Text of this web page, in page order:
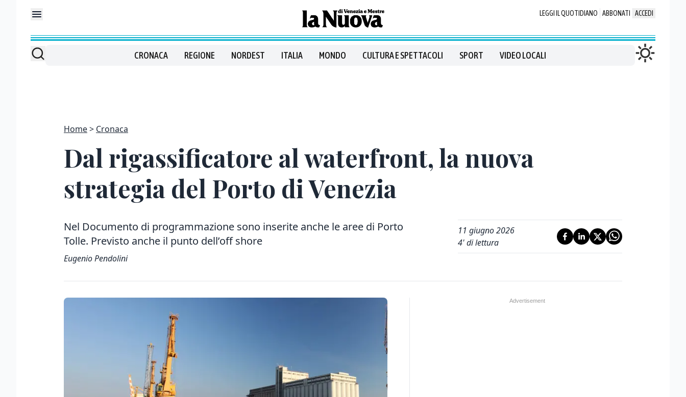
LEGGI IL QUOTIDIANO ABBONATI ACCEDI
CRONACA REGIONE NORDEST ITALIA MONDO CULTURA E SPETTACOLI SPORT VIDEO LOCALI
Home Cronaca
Dal rigassificatore al waterfront, la nuova
strategia del Porto di Venezia
Nel Documento di programmazione sono inserite anche le aree di Porto
Tolle. Previsto anche il punto dell’off shore
Eugenio Pendolini
11 giugno 2026
4' di lettura